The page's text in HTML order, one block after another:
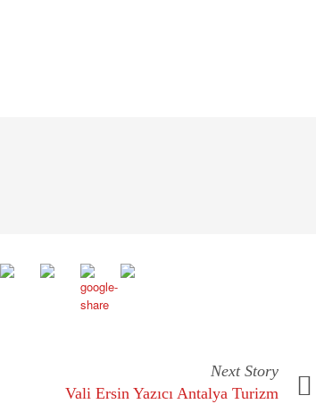
Next Story
Vali Ersin Yazıcı Antalya Turizm